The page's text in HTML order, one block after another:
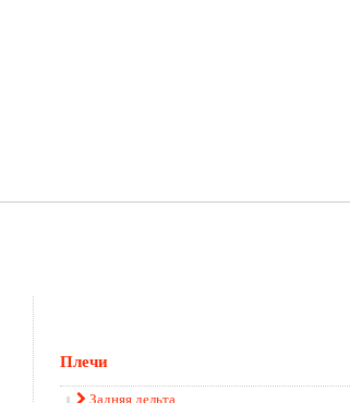
Плечи
Задняя дельта